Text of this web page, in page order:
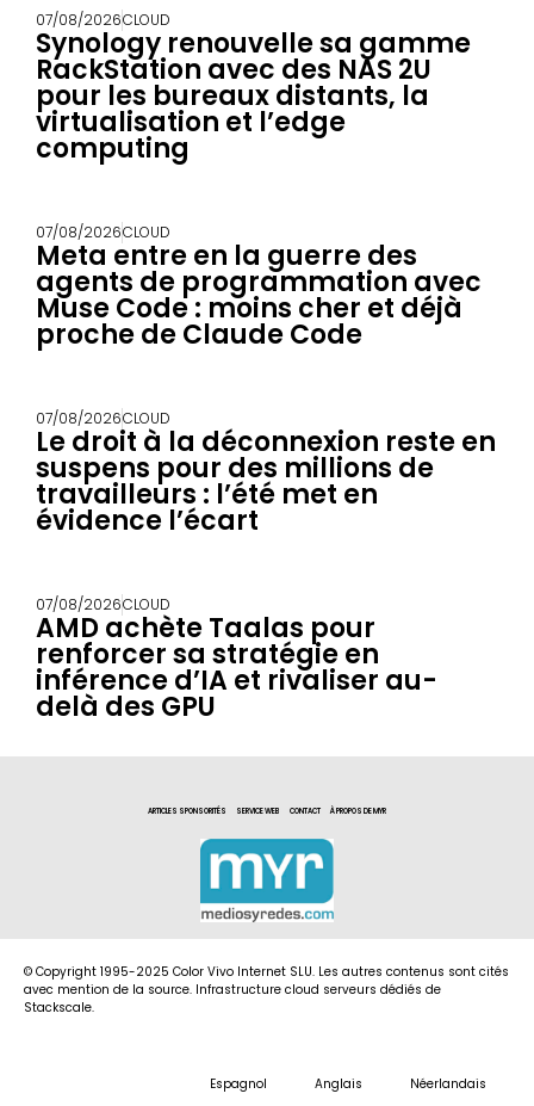
07/08/2026CLOUD
Synology renouvelle sa gamme
RackStation avec des NAS 2U
pour les bureaux distants, la
virtualisation et l’edge
computing
07/08/2026CLOUD
Meta entre en la guerre des
agents de programmation avec
Muse Code : moins cher et déjà
proche de Claude Code
07/08/2026CLOUD
Le droit à la déconnexion reste en
suspens pour des millions de
travailleurs : l’été met en
évidence l’écart
07/08/2026CLOUD
AMD achète Taalas pour
renforcer sa stratégie en
inférence d’IA et rivaliser au-
delà des GPU
ARTICLES SPONSORITÉS SERVICE WEB CONTACT À PROPOS DE MYR
© Copyright 1995-2025 Color Vivo Internet SLU. Les autres contenus sont cités
avec mention de la source. Infrastructure cloud serveurs dédiés de
Stackscale.
Espagnol Anglais Néerlandais